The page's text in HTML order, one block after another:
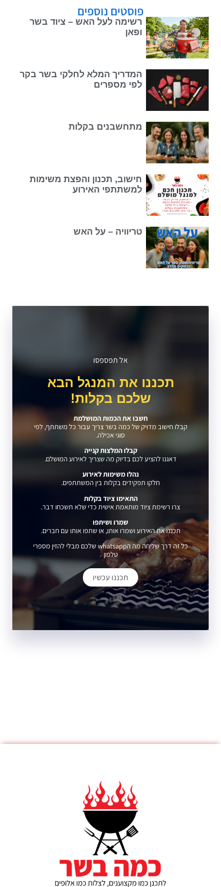
פוסטים נוספים
רשימה לעל האש – ציוד בשר
ופאן
המדריך המלא לחלקי בשר בקר
לפי מספרים
מתחשבנים בקלות
חישוב, תכנון והפצת משימות
למשתתפי האירוע
טריוויה – על האש
אל תפספסו
תכננו את המנגל הבא
שלכם בקלות!
חשבו את הכמות המושלמת
קבלו חישוב מדויק של כמה בשר צריך עבור כל משתתף, לפי
סוגי אכילה.
קבלו המלצות קנייה
דאגנו להציע לכם בדיוק מה שצריך לאירוע המושלם.
נהלו משימות לאירוע
חלקו תפקידים בקלות בין המשתתפים.
התאימו ציוד בקלות
צרו רשימת ציוד מותאמת אישית כדי שלא תשכחו דבר.
שמרו ושיתפו
תכננו את האירוע ושמרו אותו, או שתפו אותו עם חברים.
כל זה דרך שליחה מה הwhatsapp שלכם מבלי להזין מספרי
טלפון
תכננו עכשיו